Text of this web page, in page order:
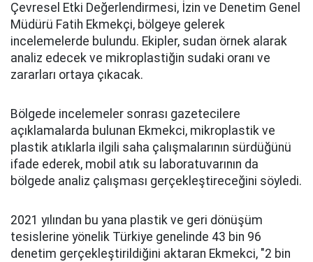
Çevresel Etki Değerlendirmesi, İzin ve Denetim Genel
Müdürü Fatih Ekmekçi, bölgeye gelerek
incelemelerde bulundu. Ekipler, sudan örnek alarak
analiz edecek ve mikroplastiğin sudaki oranı ve
zararları ortaya çıkacak.
Bölgede incelemeler sonrası gazetecilere
açıklamalarda bulunan Ekmekci, mikroplastik ve
plastik atıklarla ilgili saha çalışmalarının sürdüğünü
ifade ederek, mobil atık su laboratuvarının da
bölgede analiz çalışması gerçekleştireceğini söyledi.
2021 yılından bu yana plastik ve geri dönüşüm
tesislerine yönelik Türkiye genelinde 43 bin 96
denetim gerçekleştirildiğini aktaran Ekmekci, "2 bin